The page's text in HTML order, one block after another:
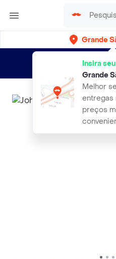
Grande
Insira
Grande
Melhor
entregas
preços
Entregas grátis